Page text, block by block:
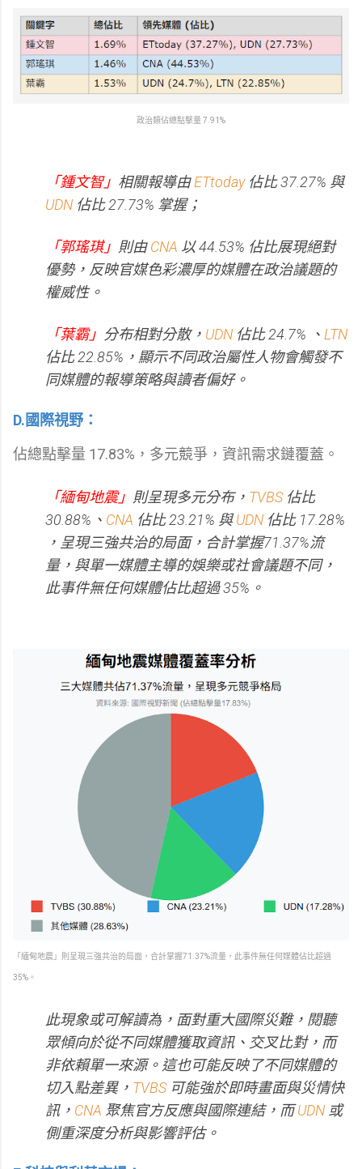
政治類佔總點擊量 7.91%
「鍾文智」 相關報導由ETtoday佔比 37.27% 與
UDN 佔比 27.73% 掌握；
「郭瑤琪」 則由CNA 以 44.53% 佔比展現絕對
優勢，反映官媒色彩濃厚的媒體在政治議題的
權威性。
「葉霸」 分布相對分散， UDN 佔比 24.7% 、 LTN
佔比 22.85%，顯示不同政治屬性人物會觸發不
同媒體的報導策略與讀者偏好。
D.國際視野：
佔總點擊量 17.83%，多元競爭，資訊需求鏈覆蓋。
「緬甸地震」 則呈現多元分布， TVBS佔比
30.88%、 CNA 佔比 23.21% 與UDN 佔比 17.28%
，呈現三強共治的局面，合計掌握71.37%流
量，與單一媒體主導的娛樂或社會議題不同，
此事件無任何媒體佔比超過 35%。
「緬甸地震」則呈現三強共治的局面，合計掌握71.37%流量，此事件無任何媒體佔比超過
35%。
此現象或可解讀為，面對重大國際災難，閱聽
眾傾向於從不同媒體獲取資訊、交叉比對，而
非依賴單一來源。這也可能反映了不同媒體的
切入點差異， TVBS可能強於即時畫面與災情快
訊， CNA 聚焦官方反應與國際連結，而UDN 或
側重深度分析與影響評估。